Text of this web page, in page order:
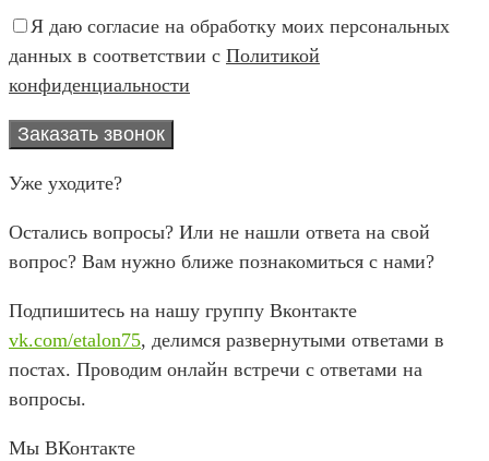
Я даю согласие на обработку моих персональных
данных в соответствии с Политикой
конфиденциальности
Уже уходите?
Остались вопросы? Или не нашли ответа на свой
вопрос? Вам нужно ближе познакомиться с нами?
Подпишитесь на нашу группу Вконтакте
vk.com/etalon75, делимся развернутыми ответами в
постах. Проводим онлайн встречи с ответами на
вопросы.
Мы ВКонтакте